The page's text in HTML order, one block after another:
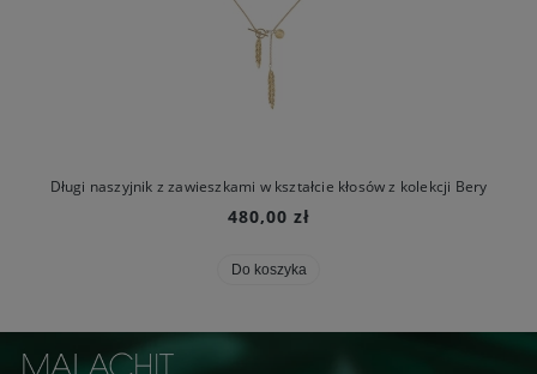
Długi naszyjnik z zawieszkami w kształcie kłosów z kolekcji Bery
480,00 zł
Do koszyka